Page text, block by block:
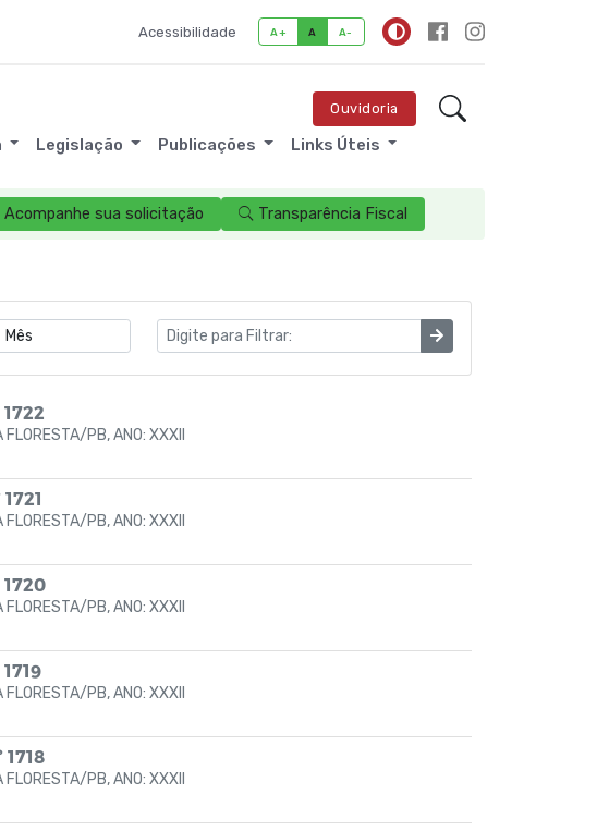
Acessibilidade A+ A A-
Legislação Publicações Links Úteis
Ouvidoria
Acompanhe sua solicitação Transparência Fiscal
FLORESTA/PB, ANO: XXXII
FLORESTA/PB, ANO: XXXII
FLORESTA/PB, ANO: XXXII
FLORESTA/PB, ANO: XXXII
FLORESTA/PB, ANO: XXXII